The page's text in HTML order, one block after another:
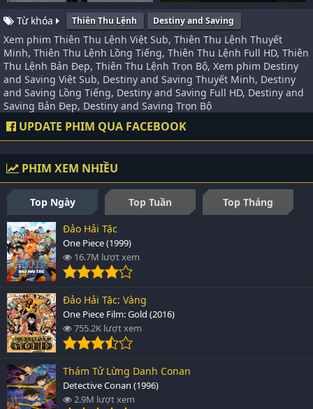
Từ khóa Thiên Thu Lệnh Destiny and Saving
Xem phim Thiên Thu Lệnh Việt Sub, Thiên Thu Lệnh Thuyết
Minh, Thiên Thu Lệnh Lồng Tiếng, Thiên Thu Lệnh Full HD, Thiên
Thu Lệnh Bản Đẹp, Thiên Thu Lệnh Trọn Bộ, Xem phim Destiny
and Saving Việt Sub, Destiny and Saving Thuyết Minh, Destiny
and Saving Lồng Tiếng, Destiny and Saving Full HD, Destiny and
Saving Bản Đẹp, Destiny and Saving Trọn Bộ
UPDATE PHIM QUA FACEBOOK
PHIM XEM NHIỀU
Top Ngày Top Tuần
Top Tháng
Đảo Hải Tặc
One Piece (1999)
16.7M lượt xem
Đảo Hải Tặc: Vàng
One Piece Film: Gold (2016)
755.2K lượt xem
Thám Tử Lừng Danh Conan
Detective Conan (1996)
2.9M lượt xem